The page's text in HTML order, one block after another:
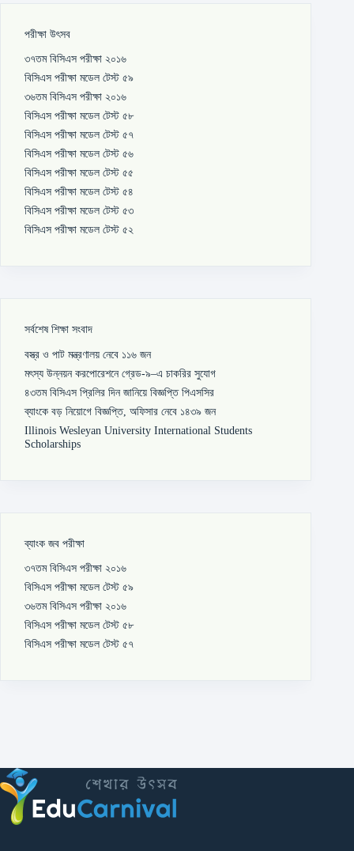
পরীক্ষা উৎসব
৩৭তম বিসিএস পরীক্ষা ২০১৬
বিসিএস পরীক্ষা মডেল টেস্ট ৫৯
৩৬তম বিসিএস পরীক্ষা ২০১৬
বিসিএস পরীক্ষা মডেল টেস্ট ৫৮
বিসিএস পরীক্ষা মডেল টেস্ট ৫৭
বিসিএস পরীক্ষা মডেল টেস্ট ৫৬
বিসিএস পরীক্ষা মডেল টেস্ট ৫৫
বিসিএস পরীক্ষা মডেল টেস্ট ৫৪
বিসিএস পরীক্ষা মডেল টেস্ট ৫৩
বিসিএস পরীক্ষা মডেল টেস্ট ৫২
সর্বশেষ শিক্ষা সংবাদ
বস্ত্র ও পাট মন্ত্রণালয় নেবে ১১৬ জন
মৎস্য উন্নয়ন করপোরেশনে গ্রেড-৯–এ চাকরির সুযোগ
৪৩তম বিসিএস প্রিলির দিন জানিয়ে বিজ্ঞপ্তি পিএসসির
ব্যাংকে বড় নিয়োগে বিজ্ঞপ্তি, অফিসার নেবে ১৪৩৯ জন
Illinois Wesleyan University International Students
Scholarships
ব্যাংক জব পরীক্ষা
৩৭তম বিসিএস পরীক্ষা ২০১৬
বিসিএস পরীক্ষা মডেল টেস্ট ৫৯
৩৬তম বিসিএস পরীক্ষা ২০১৬
বিসিএস পরীক্ষা মডেল টেস্ট ৫৮
বিসিএস পরীক্ষা মডেল টেস্ট ৫৭